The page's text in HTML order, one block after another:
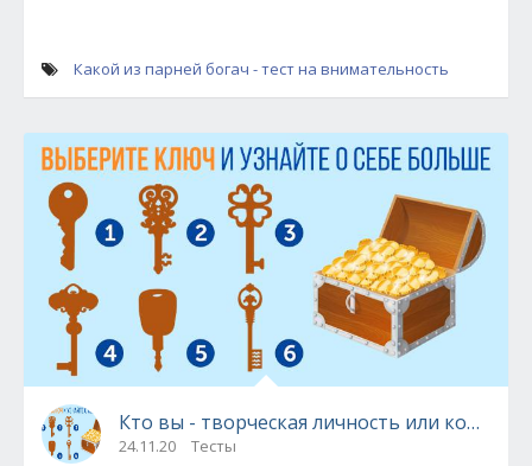
Какой из парней богач - тест на внимательность
Кто вы - творческая личность или
24.11.20 Тесты